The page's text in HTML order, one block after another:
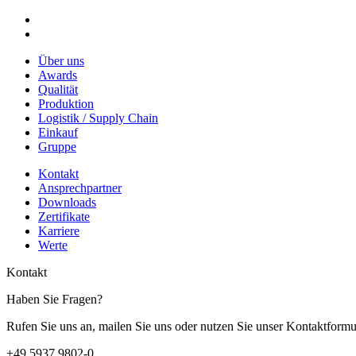
Über uns
Awards
Qualität
Produktion
Logistik / Supply Chain
Einkauf
Gruppe
Kontakt
Ansprechpartner
Downloads
Zertifikate
Karriere
Werte
Kontakt
Haben Sie Fragen?
Rufen Sie uns an, mailen Sie uns oder nutzen Sie unser
+49 5937 9802-0